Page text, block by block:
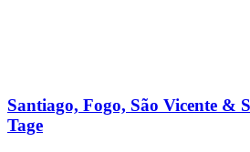
Santiago, Fogo, São Vicente &
Tage